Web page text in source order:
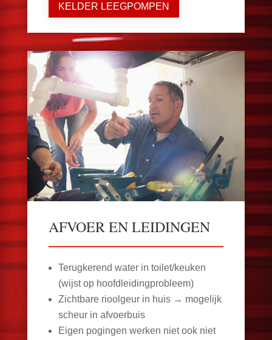
KELDER LEEGPOMPEN
AFVOER EN LEIDINGEN
Terugkerend water in toilet/keuken
(wijst op hoofdleidingprobleem)
Zichtbare rioolgeur in huis → mogelijk
scheur in afvoerbuis
Eigen pogingen werken niet ook niet